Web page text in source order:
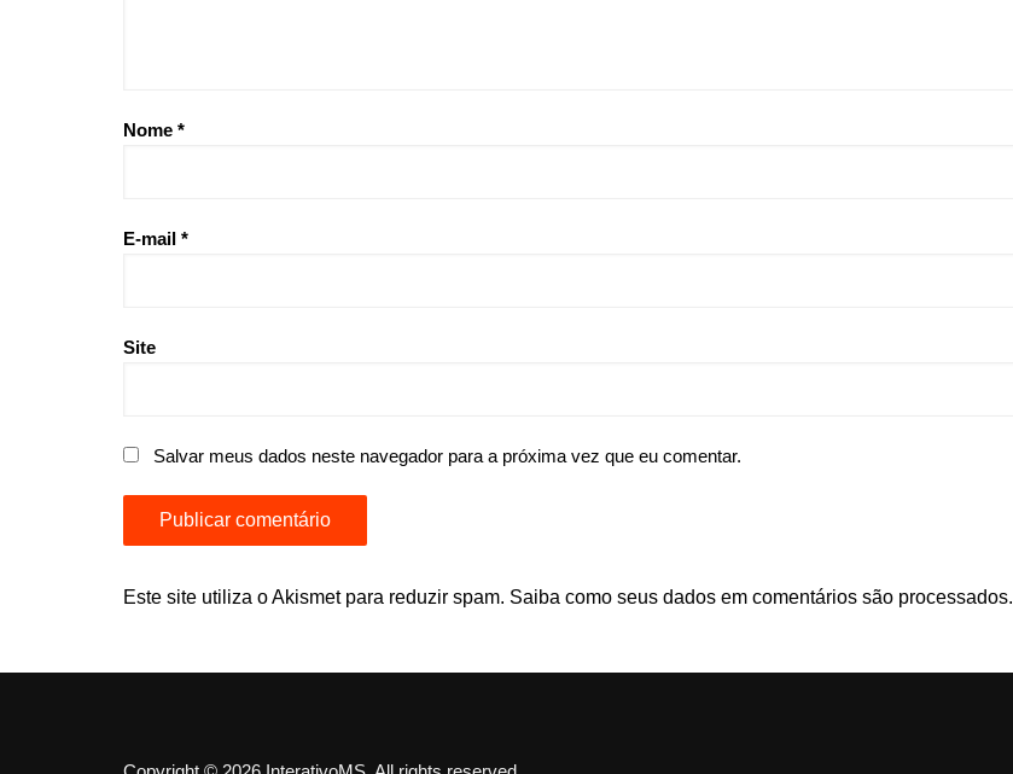
Nome *
E-mail *
Site
Salvar meus dados neste navegador para a próxima vez que eu comentar.
Este site utiliza o Akismet para reduzir spam. Saiba como seus dados em comentários são processados.